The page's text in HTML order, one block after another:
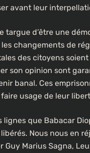
avant leur
targue d’être une
changements de
des citoyens
son opinion sont
banal. Ces
usage de leur
lignes que Babacar
Nous nous en
Marius Sagna,